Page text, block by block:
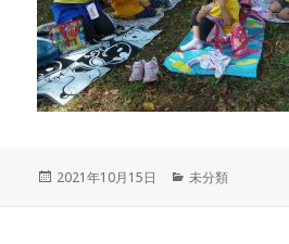
投
2021年10月15日
カ
未分類